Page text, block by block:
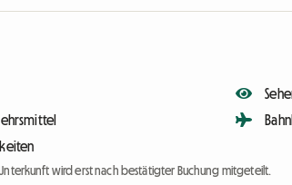
wird erst nach bestätigter Buchung mitgeteilt.